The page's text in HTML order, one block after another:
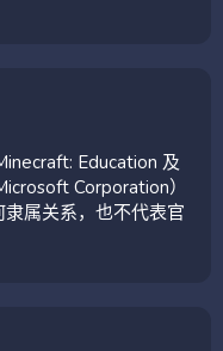
Education 及
Corporation）
属关系，也不代表官